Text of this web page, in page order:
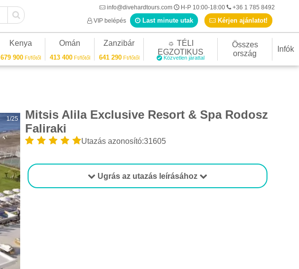
info@divehardtours.com H-P 10:00-18:00
+36 1 785 8492
VIP belépés
Last minute utak Kérjen ajánlatot!
Kenya
679 900Ft/főtől
Omán
413 400Ft/főtől
Zanzibár
641 290Ft/főtől
☼ TÉLI
EGZOTIKUS
Közvetlen járattal
Összes
ország
Infók
Mitsis Alila Exclusive Resort & Spa Rodosz
Faliraki
Utazás azonosító:31605
Ugrás az utazás leírásához
1/25